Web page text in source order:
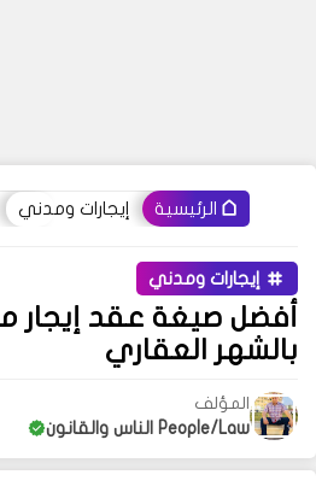
الرئيسية إيجارات ومدني
إيجارات ومدني
أفضل صيغة عقد إيجار
بالشهر العقاري
المؤلف
People/Law الناس والقانون